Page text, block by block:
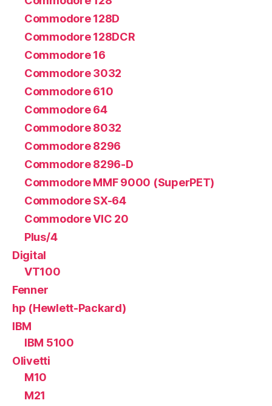
Commodore 128D
Commodore 128DCR
Commodore 16
Commodore 3032
Commodore 610
Commodore 64
Commodore 8032
Commodore 8296
Commodore 8296-D
Commodore MMF 9000 (SuperPET)
Commodore SX-64
Commodore VIC 20
Plus/4
Digital
VT100
Fenner
hp (Hewlett-Packard)
IBM
IBM 5100
Olivetti
M10
M21